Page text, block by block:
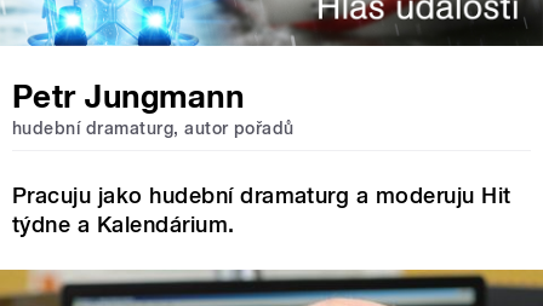
Petr Jungmann
hudební dramaturg, autor pořadů
Pracuju jako hudební dramaturg a moderuju Hit
týdne a Kalendárium.